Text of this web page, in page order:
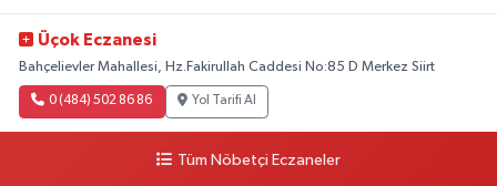
Üçok Eczanesi
Bahçelievler Mahallesi, Hz.Fakirullah Caddesi No:85 D Merkez Siirt
0 (484) 502 86 86 Yol Tarifi Al
Tüm Nöbetçi Eczaneler